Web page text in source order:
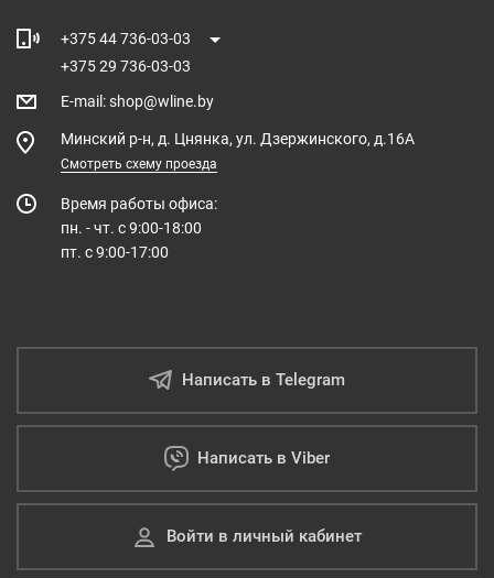
+375 44 736-03-03
+375 29 736-03-03
E-mail :shop@wline.by
Минский р-н, д. Цнянка, ул. Дзержинского, д.16А
Смотреть схему проезда
Время работы офиса:
пн. - чт. с 9:00-18:00
пт. с 9:00-17:00
Написать в Telegram
Написать в Viber
Войти в личный кабинет